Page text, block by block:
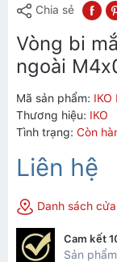
Chia sẻ
Vòng bi
ngoài
Mã sản phẩm: IKO
Thương hiệu: IKO
Tình trạng: Còn
Liên hệ
Danh sách
Cam kết
Sản